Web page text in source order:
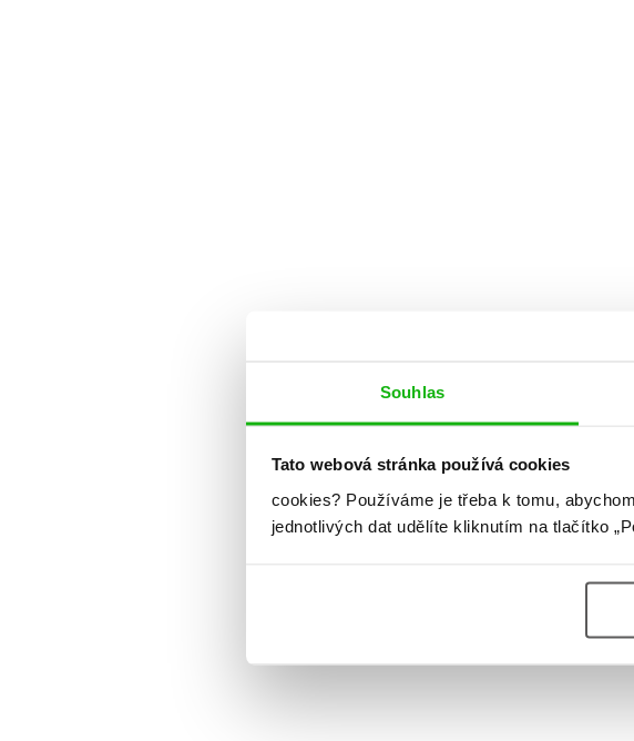
Souhlas
Tato webová stránka používá cookies
cookies? Používáme je třeba k tomu,
jednotlivých dat udělíte kliknutím na tlačítko